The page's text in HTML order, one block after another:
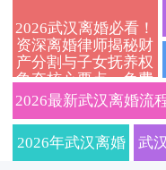
流程指南：协
议离婚、诉讼
离婚、财产分
割、子女抚养
权威
与抚
2026武汉离婚必看！
资深离婚律师揭秘财
产分割与子女抚养权
争夺核心要点，免费
咨询通道限时开启
2026最新武汉离婚流
及费用标准，专业武汉
2026年武汉离婚 武